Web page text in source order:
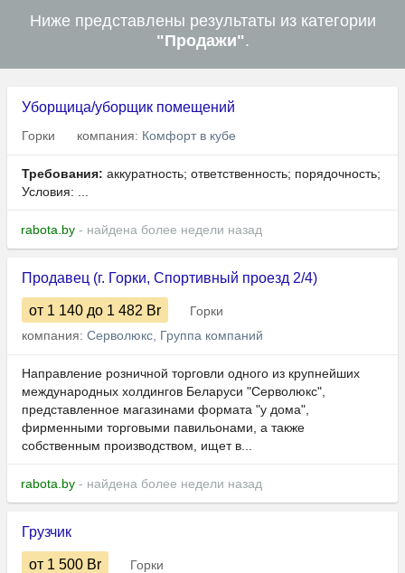
Ниже представлены результаты из категории
"Продажи".
Уборщица/уборщик помещений
Горки компания: Комфорт в кубе
Требования: аккуратность; ответственность; порядочность;
Условия: ...
rabota.by - найдена более недели назад
Продавец (г. Горки, Спортивный проезд 2/4)
от 1 140 до 1 482 Br
Горки
компания: Серволюкс, Группа компаний
Направление розничной торговли одного из крупнейших
международных холдингов Беларуси "Серволюкс",
представленное магазинами формата "у дома",
фирменными торговыми павильонами, а также
собственным производством, ищет в...
rabota.by - найдена более недели назад
Грузчик
от 1 500 Br Горки